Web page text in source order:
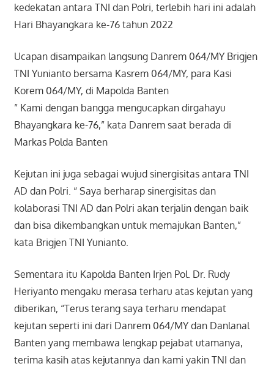
kedekatan antara TNI dan Polri, terlebih hari ini adalah
Hari Bhayangkara ke-76 tahun 2022
Ucapan disampaikan langsung Danrem 064/MY Brigjen
TNI Yunianto bersama Kasrem 064/MY, para Kasi
Korem 064/MY, di Mapolda Banten
” Kami dengan bangga mengucapkan dirgahayu
Bhayangkara ke-76,” kata Danrem saat berada di
Markas Polda Banten
Kejutan ini juga sebagai wujud sinergisitas antara TNI
AD dan Polri. “ Saya berharap sinergisitas dan
kolaborasi TNI AD dan Polri akan terjalin dengan baik
dan bisa dikembangkan untuk memajukan Banten,”
kata Brigjen TNI Yunianto.
Sementara itu Kapolda Banten Irjen Pol. Dr. Rudy
Heriyanto mengaku merasa terharu atas kejutan yang
diberikan, “Terus terang saya terharu mendapat
kejutan seperti ini dari Danrem 064/MY dan Danlanal
Banten yang membawa lengkap pejabat utamanya,
terima kasih atas kejutannya dan kami yakin TNI dan